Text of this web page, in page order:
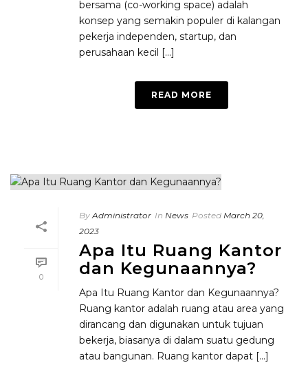
bersama (co-working space) adalah
konsep yang semakin populer di kalangan
pekerja independen, startup, dan
perusahaan kecil [...]
READ MORE
0
By Administrator In News Posted March 20,
2023
Apa Itu Ruang Kantor
dan Kegunaannya?
Apa Itu Ruang Kantor dan Kegunaannya?
Ruang kantor adalah ruang atau area yang
dirancang dan digunakan untuk tujuan
bekerja, biasanya di dalam suatu gedung
atau bangunan. Ruang kantor dapat [...]